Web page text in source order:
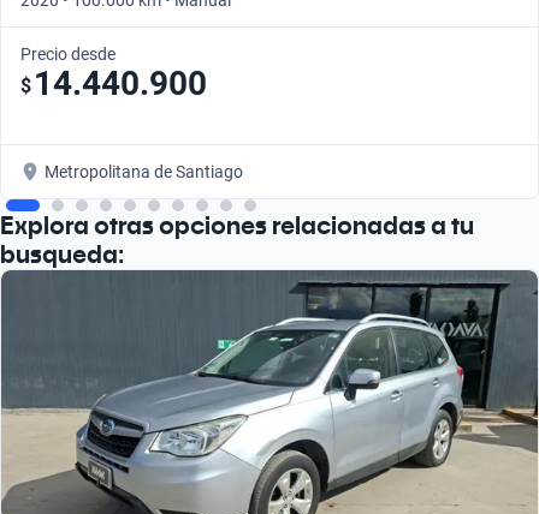
Precio desde
$ 14.440.900
Metropolitana de Santiago
Explora otras opciones relacionadas a tu
busqueda: